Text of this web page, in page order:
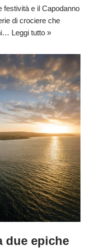
festività e il Capodanno
di crociere che
Leggi tutto »
due epiche